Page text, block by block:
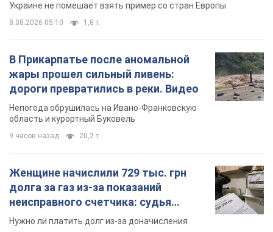
Украине не помешает взять пример со стран Европы
8.08.2026 05:10 1,8 т.
В Прикарпатье после аномальной
жары прошел сильный ливень:
дороги превратились в реки. Видео
Непогода обрушилась на Ивано-Франковскую
область и курортный Буковель
9 часов назад 20,2 т.
Женщине начислили 729 тыс. грн
долга за газ из-за показаний
неисправного счетчика: судья
вынес неожиданное решение
Нужно ли платить долг из-за доначисления